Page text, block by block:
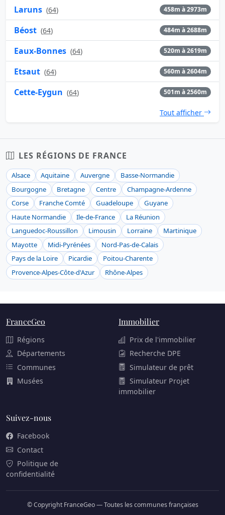
Laruns (64) 458m à 2973m
Béost (64) 484m à 2688m
Eaux-Bonnes (64) 520m à 2619m
Etsaut (64) 560m à 2604m
Cette-Eygun (64) 501m à 2560m
Tout afficher
LES RÉGIONS DE FRANCE
Alsace Aquitaine Auvergne
Basse-Normandie
Bourgogne
Bretagne Centre
Champagne-Ardenne
Corse
Franche Comté Guadeloupe
Guyane
Haute Normandie
Ile-de-France
La Réunion
Languedoc-Roussillon
Limousin Lorraine
Martinique
Mayotte
Midi-Pyrénées
Nord-Pas-de-Calais
Pays de la Loire
Picardie
Poitou-Charente
Provence-Alpes-Côte-d'Azur
Rhône-Alpes
FranceGeo
Régions
Départements
Communes
Musées
Immobilier
Prix de l'immobilier
Recherche DPE
Simulateur de prêt
Simulateur Projet
immobilier
Suivez-nous
Facebook
Contact
Politique de
confidentialité
© Copyright FranceGeo — Toutes les communes françaises